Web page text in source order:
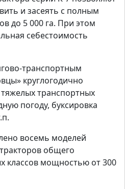
и засеять с полным
до 5 000 га. При этом
себестоимость
транспортным
круглогодично
транспортных
погоду, буксировка
восемь моделей
общего
классов мощностью от 300